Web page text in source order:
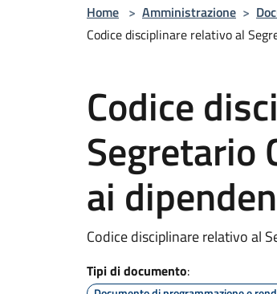
Home > Amministrazione >
Codice disciplinare relativo al
Codice
Segretario
ai
Codice disciplinare relativo al
Tipi di documento: